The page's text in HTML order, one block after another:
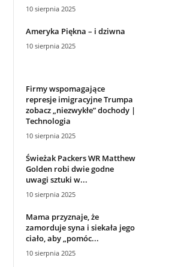
10 sierpnia 2025
Ameryka Piękna – i dziwna
10 sierpnia 2025
Firmy wspomagające
represje imigracyjne Trumpa
zobacz „niezwykłe” dochody |
Technologia
10 sierpnia 2025
Świeżak Packers WR Matthew
Golden robi dwie godne
uwagi sztuki w...
10 sierpnia 2025
Mama przyznaje, że
zamorduje syna i siekała jego
ciało, aby „pomóc...
10 sierpnia 2025